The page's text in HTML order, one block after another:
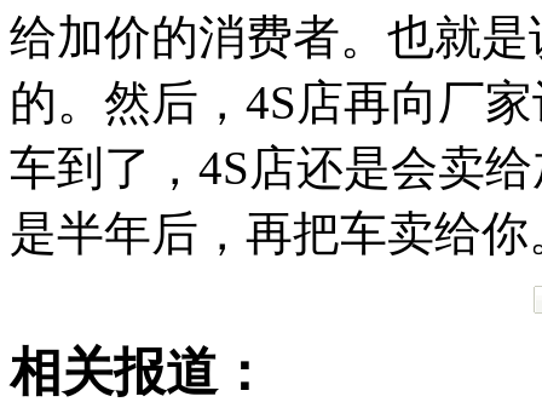
给加价的消费者。也就
的。然后，4S店再向厂
车到了，4S店还是会卖
是半年后，再把车卖给
相关报道：